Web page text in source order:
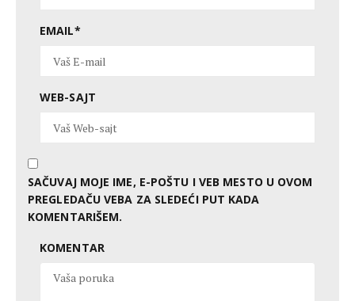
EMAIL*
WEB-SAJT
SAČUVAJ MOJE IME, E-POŠTU I VEB MESTO U OVOM
PREGLEDAČU VEBA ZA SLEDEĆI PUT KADA
KOMENTARIŠEM.
KOMENTAR